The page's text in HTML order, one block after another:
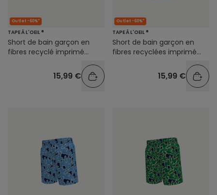
Outlet -60%*
TAPE À L'OEIL ®
Short de bain garçon en
fibres recyclé imprimé
15,99 €
Outlet -60%*
TAPE À L'OEIL ®
Short de bain garçon en
fibres recyclées imprimé
15,99 €